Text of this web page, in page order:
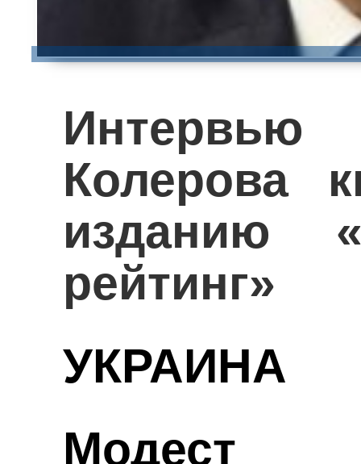
Колерова
изданию
рейтинг»
УКРАИНА
Модест